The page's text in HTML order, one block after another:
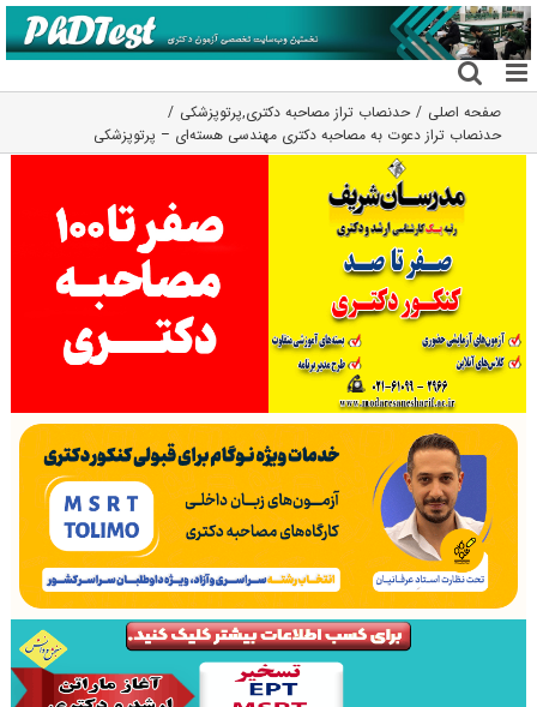
رفتن
به
محتوا
صفحه اصلی حدنصاب تراز مصاحبه دکتری,پرتوپزشکی
حدنصاب تراز دعوت به مصاحبه دکتری مهندسی هسته‌ای – پرتوپزشکی